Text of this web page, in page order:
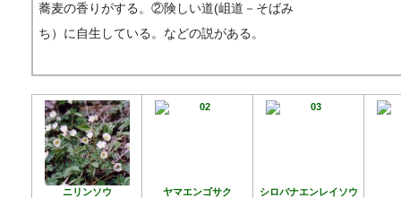
蕎麦の香りがする。②険しい道(岨道－そばみ
ち）に自生している。などの説がある。
ニリンソウ ヤマエンゴサク シロバナエンレイソウ